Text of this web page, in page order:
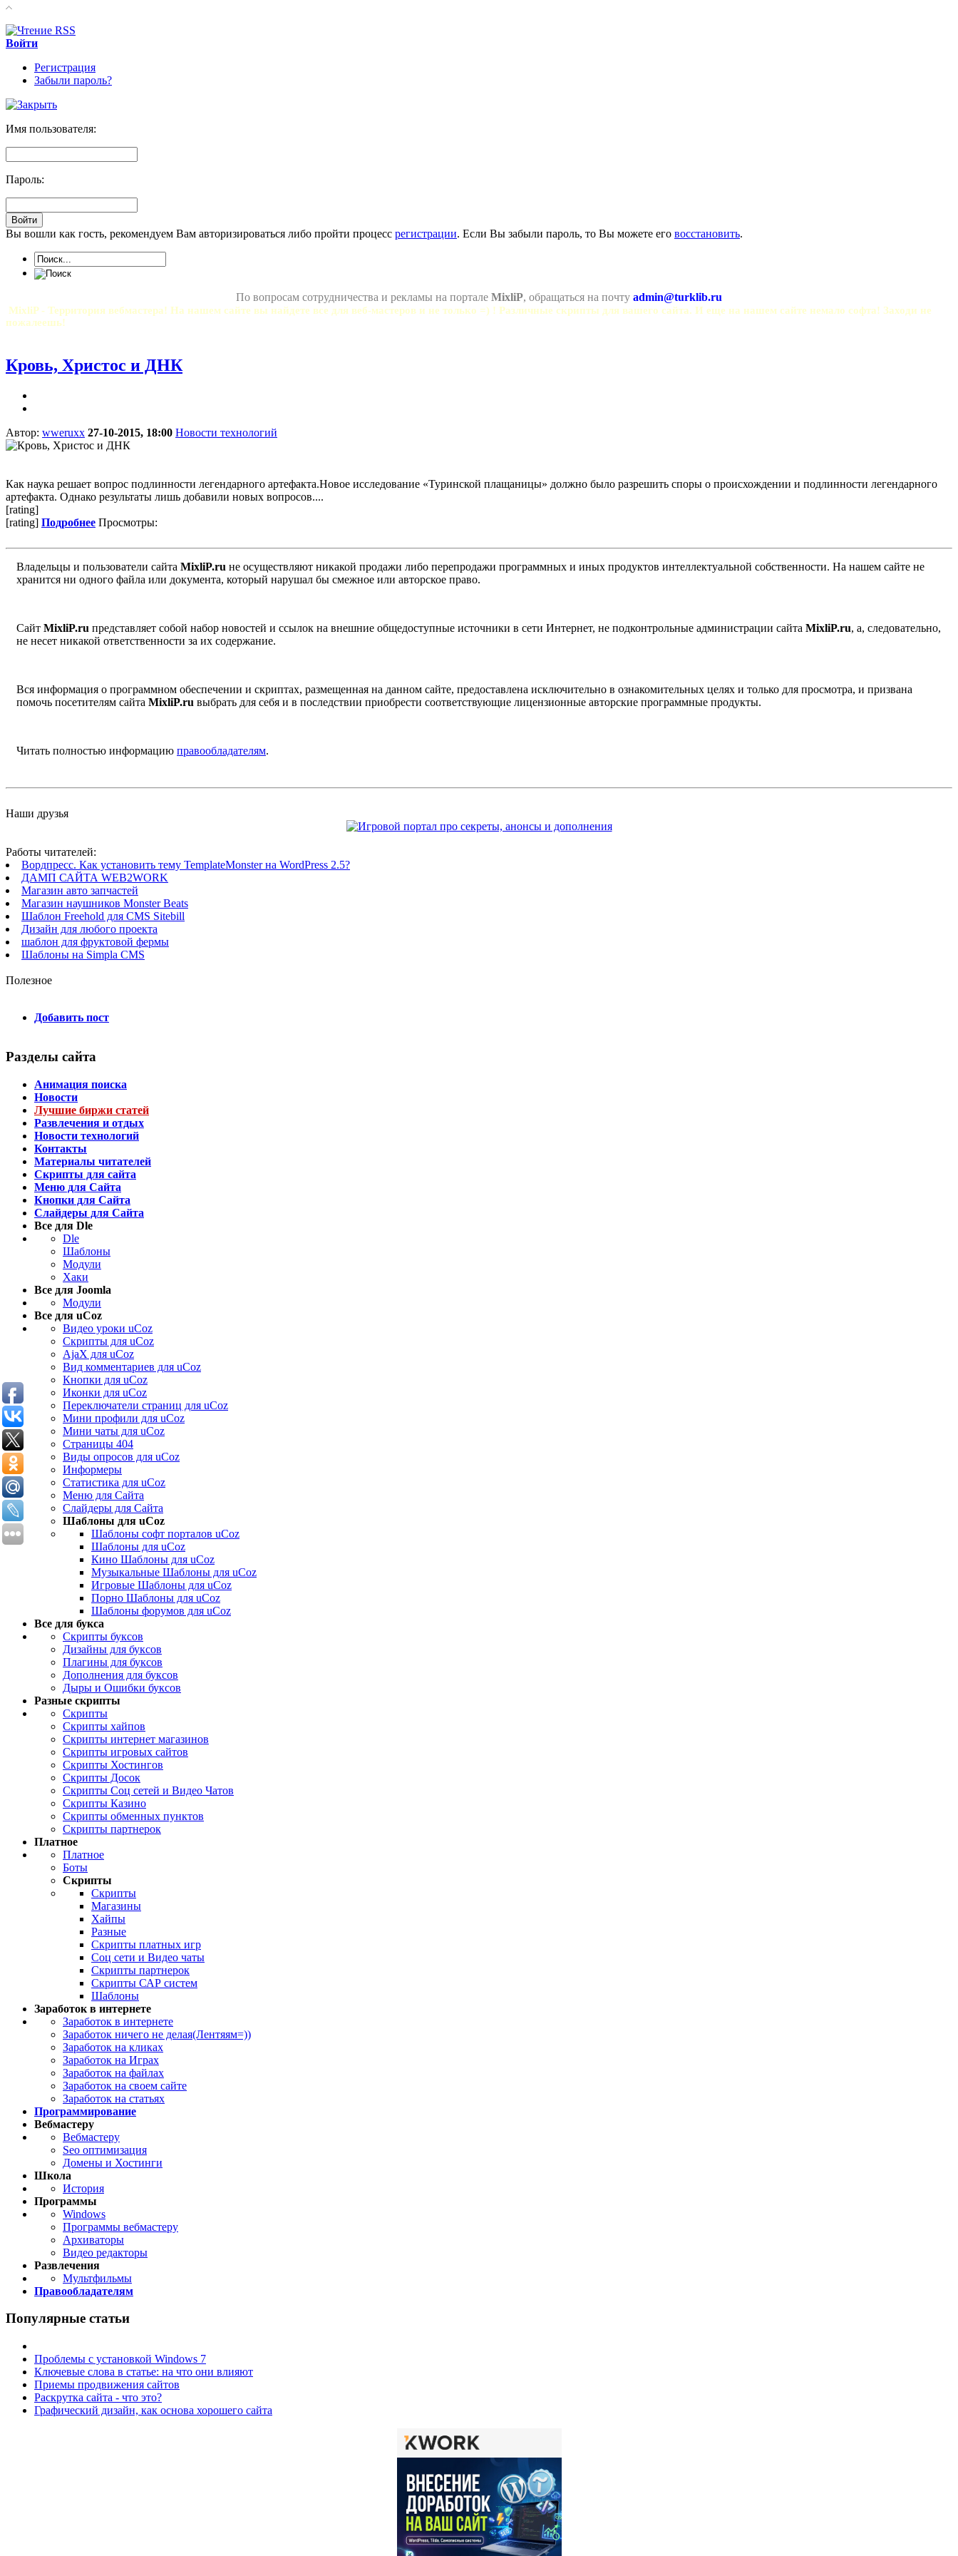
Войти
Регистрация
Забыли пароль?
Имя пользователя:
Пароль:
Вы вошли как гость, рекомендуем Вам авторизироваться либо пройти процесс регистрации. Если Вы забыли пароль, то Вы можете его восстановить.
По вопросам сотрудничества и рекламы на портале MixliP, обращаться на почту admin@turklib.ru
MixliP - Территория вебмастера! На нашем сайте вы найдете все для веб-мастеров и не только =) ! Различные скрипты для вашего сайта. И еще на нашем сайте немало софта! Заходи не
пожалеешь!
Кровь, Христос и ДНК
Автор: wweruxx 27-10-2015, 18:00 Новости технологий
Как наука решает вопрос подлинности легендарного артефакта.Новое исследование «Туринской плащаницы» должно было разрешить споры о происхождении и подлинности легендарного
артефакта. Однако результаты лишь добавили новых вопросов....
[rating]
[rating] Подробнее Просмотры:
Владельцы и пользователи сайта MixliP.ru не осуществляют никакой продажи либо перепродажи программных и иных продуктов интеллектуальной собственности. На нашем сайте не
хранится ни одного файла или документа, который нарушал бы смежное или авторское право.
Сайт MixliP.ru представляет собой набор новостей и ссылок на внешние общедоступные источники в сети Интернет, не подконтрольные администрации сайта MixliP.ru, а, следовательно,
не несет никакой ответственности за их содержание.
Вся информация о программном обеспечении и скриптах, размещенная на данном сайте, предоставлена исключительно в ознакомительных целях и только для просмотра, и призвана
помочь посетителям сайта MixliP.ru выбрать для себя и в последствии приобрести соответствующие лицензионные авторские программные продукты.
Читать полностью информацию правообладателям.
Наши друзья
Работы читателей:
Вордпресс. Как установить тему TemplateMonster на WordPress 2.5?
ДАМП САЙТА WEB2WORK
Магазин авто запчастей
Магазин наушников Monster Beats
Шаблон Freehold для CMS Sitebill
Дизайн для любого проекта
шаблон для фруктовой фермы
Шаблоны на Simpla CMS
Полезное
Добавить пост
Разделы сайта
Анимация поиска
Новости
Лучшие биржи статей
Развлечения и отдых
Новости технологий
Контакты
Материалы читателей
Скрипты для сайта
Меню для Сайта
Кнопки для Сайта
Слайдеры для Сайта
Все для Dle
Dle
Шаблоны
Модули
Хаки
Все для Joomla
Модули
Все для uCoz
Видео уроки uCoz
Скрипты для uCoz
AjaX для uCoz
Вид комментариев для uCoz
Кнопки для uCoz
Иконки для uCoz
Переключатели страниц для uCoz
Мини профили для uCoz
Мини чаты для uCoz
Страницы 404
Виды опросов для uCoz
Информеры
Статистика для uCoz
Меню для Сайта
Слайдеры для Сайта
Шаблоны для uCoz
Шаблоны софт порталов uCoz
Шаблоны для uCoz
Кино Шаблоны для uCoz
Музыкальные Шаблоны для uCoz
Игровые Шаблоны для uCoz
Порно Шаблоны для uCoz
Шаблоны форумов для uCoz
Все для букса
Скрипты буксов
Дизайны для буксов
Плагины для буксов
Дополнения для буксов
Дыры и Ошибки буксов
Разные скрипты
Скрипты
Скрипты хайпов
Скрипты интернет магазинов
Скрипты игровых сайтов
Скрипты Хостингов
Скрипты Досок
Скрипты Соц сетей и Видео Чатов
Скрипты Казино
Скрипты обменных пунктов
Скрипты партнерок
Платное
Платное
Боты
Скрипты
Скрипты
Магазины
Хайпы
Разные
Скрипты платных игр
Соц сети и Видео чаты
Скрипты партнерок
Скрипты САР систем
Шаблоны
Заработок в интернете
Заработок в интернете
Заработок ничего не делая(Лентяям=))
Заработок на кликах
Заработок на Играх
Заработок на файлах
Заработок на своем сайте
Заработок на статьях
Программирование
Вебмастеру
Вебмастеру
Seo оптимизация
Домены и Хостинги
Школа
История
Программы
Windows
Программы вебмастеру
Архиваторы
Видео редакторы
Развлечения
Мультфильмы
Правообладателям
Популярные статьи
Проблемы с установкой Windows 7
Ключевые слова в статье: на что они влияют
Приемы продвижения сайтов
Раскрутка сайта - что это?
Графический дизайн, как основа хорошего сайта